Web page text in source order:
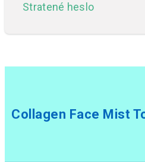
Stratené heslo
Collagen Face Mist